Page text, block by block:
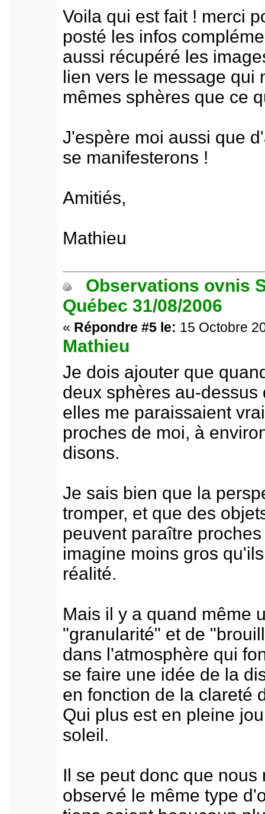
Voila qui est fait ! merci
posté les infos
aussi récupéré les
lien vers le message qui
mêmes sphères que ce
J'espère moi aussi que
se manifesterons !
Amitiés,
Mathieu
Observations ovnis
Québec 31/08/2006
« Répondre #5 le: 15 Octobre
Mathieu
Je dois ajouter que
deux sphères au-dessus
elles me paraissaient
proches de moi, à
disons.
Je sais bien que la
tromper, et que des
peuvent paraître
imagine moins gros
réalité.
Mais il y a quand même
"granularité" et de
dans l'atmosphère qui
se faire une idée de la
en fonction de la clareté
Qui plus est en pleine
soleil.
Il se peut donc que nous
observé le même type